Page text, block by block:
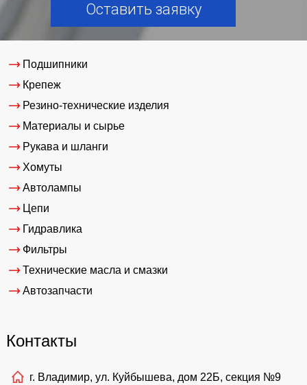
Оставить заявку
Подшипники
Крепеж
Резино-технические изделия
Материалы и сырье
Рукава и шланги
Хомуты
Автолампы
Цепи
Гидравлика
Фильтры
Технические масла и смазки
Автозапчасти
Контакты
г. Владимир, ул. Куйбышева, дом 22Б, секция №9